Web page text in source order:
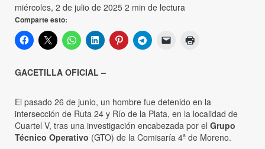
miércoles, 2 de julio de 2025 2 min de lectura
Comparte esto:
GACETILLA OFICIAL –
El pasado 26 de junio, un hombre fue detenido en la
intersección de Ruta 24 y Río de la Plata, en la localidad de
Cuartel V, tras una investigación encabezada por el Grupo
Técnico Operativo (GTO) de la Comisaría 4ª de Moreno.